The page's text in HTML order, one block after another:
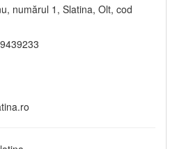
numărul 1, Slatina, Olt, cod